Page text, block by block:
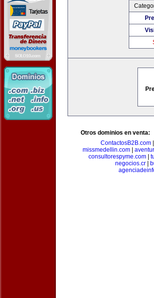
Otros dominios en venta:
ContactosB2B.com
missmedellin.com
consultorespyme.com|
negocios.cr|